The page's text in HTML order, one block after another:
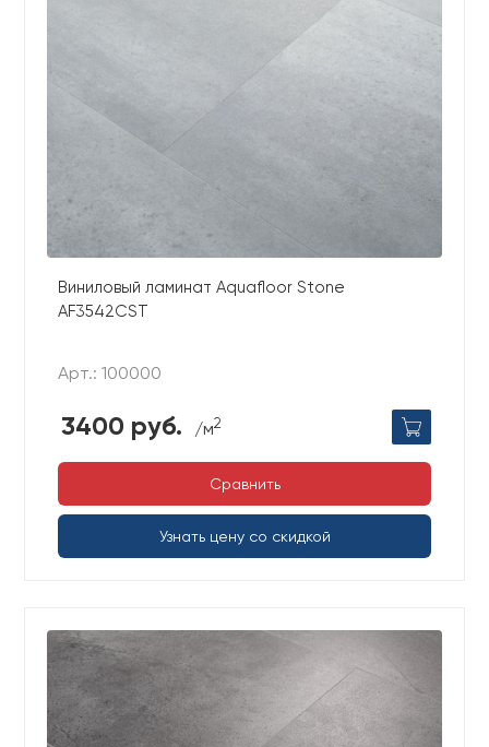
Виниловый ламинат Aquafloor Stone
AF3542CST
Арт.: 100000
3400 руб. /м2
Сравнить
Узнать цену со скидкой